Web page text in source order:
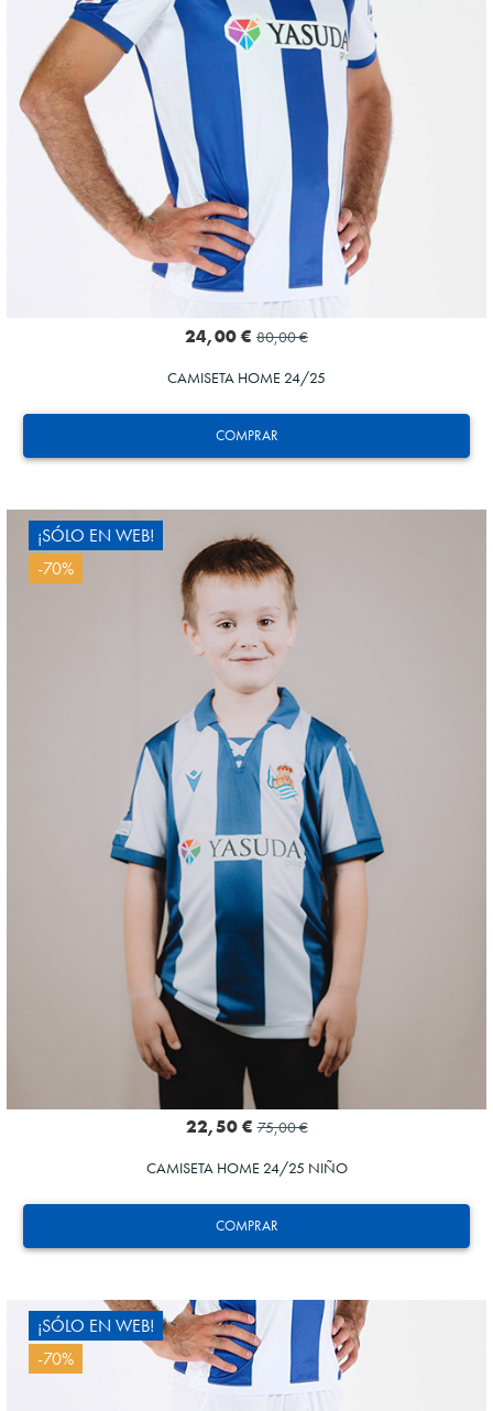
COMPRAR
24,00 € 80,00 €
CAMISETA HOME 24/25
COMPRAR
HERRERA
12
¡SÓLO EN WEB!
-70%
22,50 € 75,00 €
CAMISETA HOME 24/25 NIÑO
¡SÓLO EN WEB!
-70%